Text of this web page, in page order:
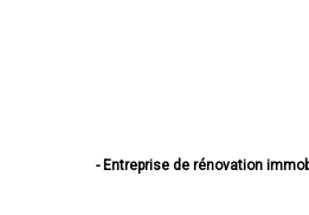
- Entreprise de rénovation